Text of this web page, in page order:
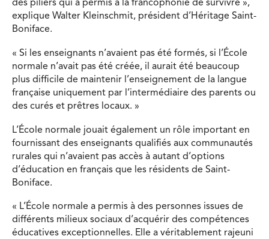
des piliers qui a permis à la francophonie de survivre »,
explique Walter Kleinschmit, président d’Héritage Saint-
Boniface.
« Si les enseignants n’avaient pas été formés, si l’École
normale n’avait pas été créée, il aurait été beaucoup
plus difficile de maintenir l’enseignement de la langue
française uniquement par l’intermédiaire des parents ou
des curés et prêtres locaux. »
L’École normale jouait également un rôle important en
fournissant des enseignants qualifiés aux communautés
rurales qui n’avaient pas accès à autant d’options
d’éducation en français que les résidents de Saint-
Boniface.
« L’École normale a permis à des personnes issues de
différents milieux sociaux d’acquérir des compétences
éducatives exceptionnelles. Elle a véritablement rajeuni